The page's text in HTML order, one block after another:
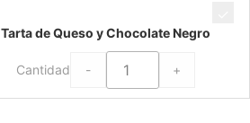
Tarta de Queso y Chocolate Negro
Cantidad - +